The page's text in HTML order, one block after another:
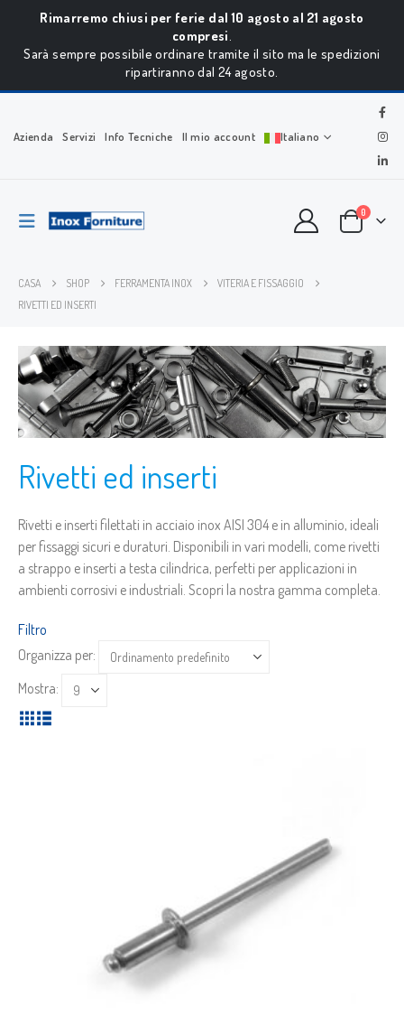
Rimarremo chiusi per ferie dal 10 agosto al 21 agosto
compresi.
Sarà sempre possibile ordinare tramite il sito ma le spedizioni
ripartiranno dal 24 agosto.
Azienda Servizi Info Tecniche Il mio account Italiano
0
CASA SHOP FERRAMENTA INOX
VITERIA E FISSAGGIO
RIVETTI ED INSERTI
Rivetti ed inserti
Rivetti e inserti filettati in acciaio inox AISI 304 e in alluminio, ideali
per fissaggi sicuri e duraturi. Disponibili in vari modelli, come rivetti
a strappo e inserti a testa cilindrica, perfetti per applicazioni in
ambienti corrosivi e industriali. Scopri la nostra gamma completa.
Filtro
Organizza per:
Mostra: